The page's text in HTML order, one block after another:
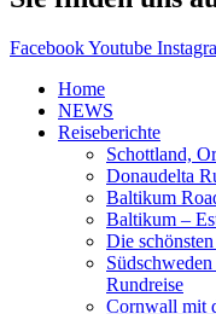
FacebookYoutube
Home
NEWS
Reiseberichte
Schottland,
Donaudelta
Baltikum
Baltikum –
Die
Rundreise
Cornwall mit